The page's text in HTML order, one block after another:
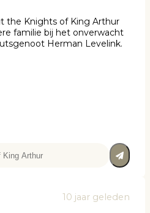
the Knights of King Arthur
familie bij het onverwacht
Herman Levelink.
10 jaar geleden